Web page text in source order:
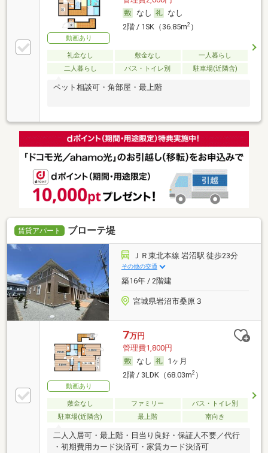
動画あり
なし
なし
2階 / 1SK（36.85m2）
礼金なし 敷金なし
一人暮らし
二人暮らし
バス・トイレ別 駐車場(近隣含)
ペット相談可・角部屋・最上階
賃貸アパート ブローテ堤
ＪＲ東北本線 岩沼駅 徒歩23分
その他の交通
築16年 / 2階建
宮城県岩沼市桑原３
動画あり
7万円
管理費1,800円
なし
1ヶ月
2階 / 3LDK（68.03m2）
敷金なし ファミリー
バス・トイレ別
駐車場(近隣含)
最上階 南向き
二人入居可・最上階・日当り良好・保証人不要／代行
・初期費用カード決済可・家賃カード決済可